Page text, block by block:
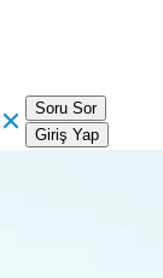
Soru Sor
Giriş Yap